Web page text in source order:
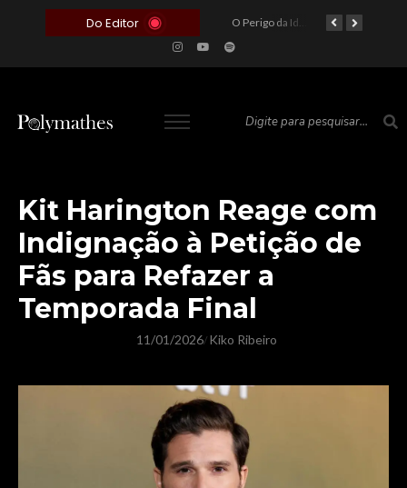
Do Editor
O Voto como Moeda: Clientelismo e o Analfabetismo Funcional Político no Brasil O Perigo da Ideologia Desenfreada na Justiça: Quando a Pauta Política Substitui a Pena Criminal
Kit Harington Reage com
Indignação à Petição de
Fãs para Refazer a
Temporada Final
11/01/2026/ Kiko Ribeiro